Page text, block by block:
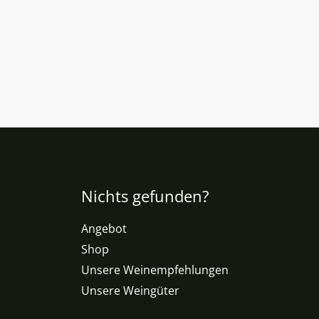
Nichts gefunden?
Angebot
Shop
Unsere Weinempfehlungen
Unsere Weingüter